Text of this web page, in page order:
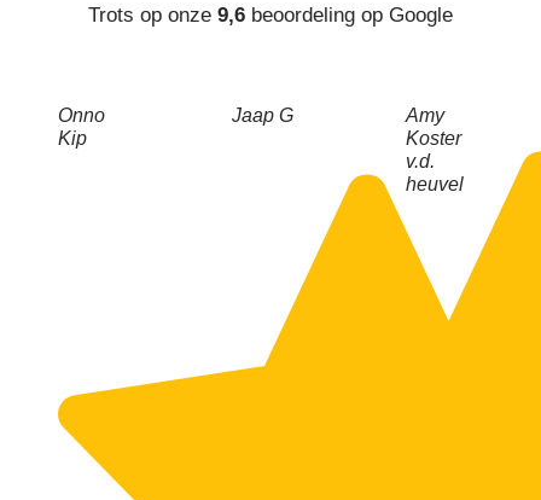
Trots op onze 9,6 beoordeling op Google
Onno
Kip
Jaap G
Amy
Koster
v.d.
heuvel